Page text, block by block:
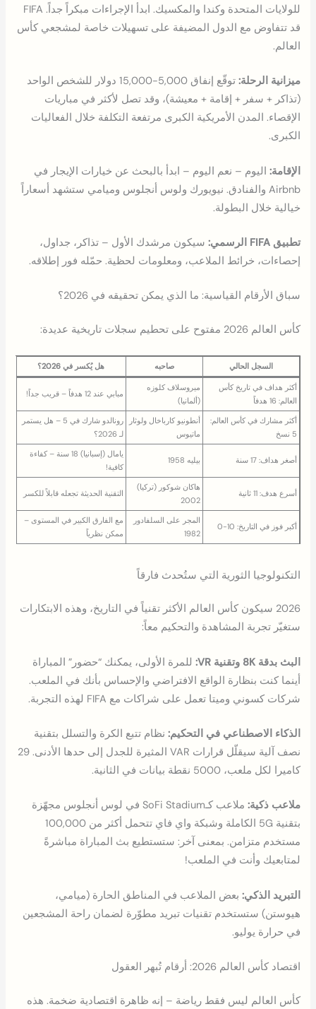
للولايات المتحدة وكندا والمكسيك. ابدأ الإجراءات مبكراً جداً. FIFA
قد تتفاوض مع الدول المضيفة على تسهيلات خاصة لمشجعي كأس
العالم.
ميزانية الرحلة:
توقّع إنفاق 5,000-15,000 دولار للشخص الواحد
(تذاكر + سفر + إقامة + معيشة)، وقد تصل لأكثر في مباريات
الإقصاء. المدن الأمريكية الكبرى مرتفعة التكلفة خلال الفعاليات
الكبرى.
الإقامة: اليوم – نعم اليوم – ابدأ بالبحث عن خيارات الإيجار في
Airbnb والفنادق. نيويورك ولوس أنجلوس وميامي ستشهد أسعاراً
خيالية خلال البطولة.
تطبيق FIFA الرسمي:
سيكون مرشدك الأول – تذاكر، جداول،
إحصاءات، خرائط الملاعب، ومعلومات لحظية. حمّله فور إطلاقه.
سباق الأرقام القياسية: ما الذي يمكن تحقيقه في 2026؟
كأس العالم 2026 مفتوح على تحطيم سجلات تاريخية عديدة:
السجل الحالي صاحبه هل يُكسر في 2026؟
أكثر هداف في تاريخ كأس
العالم: 16 هدفاً
ميروسلاف كلوزه
(ألمانيا)
مبابي عند 12 هدفاً – قريب جداً!
أكثر مشارك في كأس العالم:
5 نسخ
أنطونيو كارباخال ولوثار
ماتيوس
رونالدو شارك في 5 – هل يستمر
لـ 2026؟
أصغر هداف: 17 سنة بيليه 1958
يامال (إسبانيا) 18 سنة – كفاءة
كافية!
أسرع هدف: 11 ثانية
هاكان شوكور (تركيا)
2002
التقنية الحديثة تجعله قابلاً للكسر
أكبر فوز في التاريخ: 10-0
المجر على السلفادور
1982
مع الفارق الكبير في المستوى –
ممكن نظرياً
التكنولوجيا الثورية التي ستُحدث فارقاً
2026 سيكون كأس العالم الأكثر تقنياً في التاريخ، وهذه الابتكارات
ستغيّر تجربة المشاهدة والتحكيم معاً:
البث بدقة 8K وتقنية VR:
للمرة الأولى، يمكنك “حضور” المباراة
أينما كنت بنظارة الواقع الافتراضي والإحساس بأنك في الملعب.
شركات كسوني وميتا تعمل على شراكات مع FIFA لهذه التجربة.
الذكاء الاصطناعي في التحكيم: نظام تتبع الكرة والتسلل بتقنية
نصف آلية سيقلّل قرارات VAR المثيرة للجدل إلى حدها الأدنى. 29
كاميرا لكل ملعب، 5000 نقطة بيانات في الثانية.
ملاعب ذكية:
ملاعب كـSoFi Stadium في لوس أنجلوس مجهّزة
بتقنية 5G الكاملة وشبكة واي فاي تتحمل أكثر من 100,000
مستخدم متزامن. بمعنى آخر: ستستطيع بث المباراة مباشرةً
لمتابعيك وأنت في الملعب!
التبريد الذكي: بعض الملاعب في المناطق الحارة (ميامي،
هيوستن) ستستخدم تقنيات تبريد مطوّرة لضمان راحة المشجعين
في حرارة يوليو.
اقتصاد كأس العالم 2026: أرقام تُبهر العقول
كأس العالم ليس فقط رياضة – إنه ظاهرة اقتصادية ضخمة. هذه